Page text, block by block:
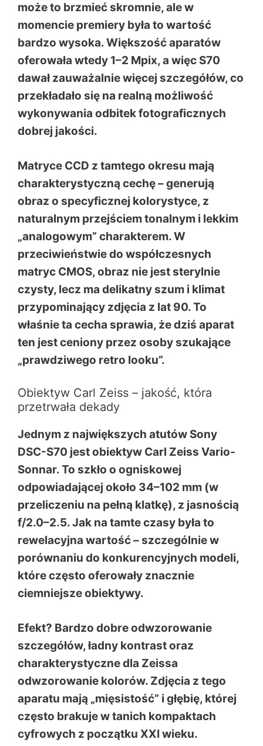
może to brzmieć skromnie, ale w
momencie premiery była to wartość
bardzo wysoka. Większość aparatów
oferowała wtedy 1–2 Mpix, a więc S70
dawał zauważalnie więcej szczegółów, co
przekładało się na realną możliwość
wykonywania odbitek fotograficznych
dobrej jakości.
Matryce CCD z tamtego okresu mają
charakterystyczną cechę – generują
obraz o specyficznej kolorystyce, z
naturalnym przejściem tonalnym i lekkim
„analogowym” charakterem. W
przeciwieństwie do współczesnych
matryc CMOS, obraz nie jest sterylnie
czysty, lecz ma delikatny szum i klimat
przypominający zdjęcia z lat 90. To
właśnie ta cecha sprawia, że dziś aparat
ten jest ceniony przez osoby szukające
„prawdziwego retro looku”.
Obiektyw Carl Zeiss – jakość, która
przetrwała dekady
Jednym z największych atutów Sony
DSC-S70 jest obiektyw Carl Zeiss Vario-
Sonnar. To szkło o ogniskowej
odpowiadającej około 34–102 mm (w
przeliczeniu na pełną klatkę), z jasnością
f/2.0–2.5. Jak na tamte czasy była to
rewelacyjna wartość – szczególnie w
porównaniu do konkurencyjnych modeli,
które często oferowały znacznie
ciemniejsze obiektywy.
Efekt? Bardzo dobre odwzorowanie
szczegółów, ładny kontrast oraz
charakterystyczne dla Zeissa
odwzorowanie kolorów. Zdjęcia z tego
aparatu mają „mięsistość” i głębię, której
często brakuje w tanich kompaktach
cyfrowych z początku XXI wieku.